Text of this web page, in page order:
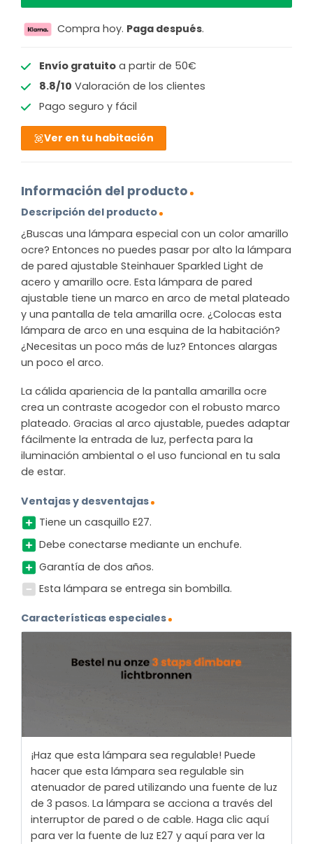
Compra hoy. Paga después.
Envío gratuitoa partir de 50€
8.8/10 Valoración de los clientes
Pago seguro y fácil
Ver en tu habitación
Información del producto
Descripción del producto
¿Buscas una lámpara especial con un color amarillo
ocre? Entonces no puedes pasar por alto la lámpara
de pared ajustable Steinhauer Sparkled Light de
acero y amarillo ocre. Esta lámpara de pared
ajustable tiene un marco en arco de metal plateado
y una pantalla de tela amarilla ocre. ¿Colocas esta
lámpara de arco en una esquina de la habitación?
¿Necesitas un poco más de luz? Entonces alargas
un poco el arco.
La cálida apariencia de la pantalla amarilla ocre
crea un contraste acogedor con el robusto marco
plateado. Gracias al arco ajustable, puedes adaptar
fácilmente la entrada de luz, perfecta para la
iluminación ambiental o el uso funcional en tu sala
de estar.
Ventajas y desventajas
Tiene un casquillo E27.
Debe conectarse mediante un enchufe.
Garantía de dos años.
Esta lámpara se entrega sin bombilla.
Características especiales
¡Haz que esta lámpara sea regulable! Puede
hacer que esta lámpara sea regulable sin
atenuador de pared utilizando una fuente de luz
de 3 pasos. La lámpara se acciona a través del
interruptor de pared o de cable. Haga clic aquí
para ver la fuente de luz E27 y aquí para ver la